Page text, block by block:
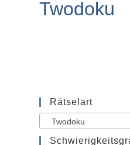
Twodoku
Rätselart
Twodoku